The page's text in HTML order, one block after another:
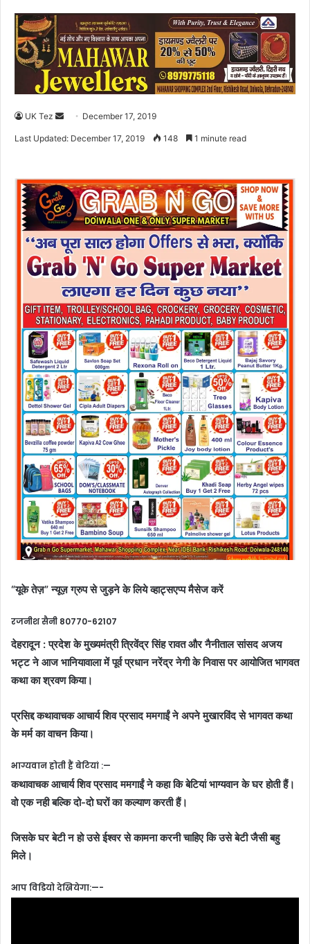
UK Tez
e
a
e
m
a
i
December 17, 2019
Last Updated: December 17, 2019 148 1 minute read
“यूके तेज़” न्यूज़ ग्रुप से जुड़ने के लिये व्हाट्सएप्प मैसेज करें
रजनीश सैनी 80770-62107
देहरादून : प्रदेश के मुख्यमंत्री त्रिवेंद्र सिंह रावत और नैनीताल सांसद अजय
भट्ट ने आज भानियावाला में पूर्व प्रधान नरेंद्र नेगी के निवास पर आयोजित भागवत
कथा का श्रवण किया।
प्रसिद्द कथावाचक आचार्य शिव प्रसाद ममगाईं ने अपने मुखारविंद से भागवत कथा
के मर्म का वाचन किया।
भाग्यवान होती हैं बेटियां :—
कथावाचक आचार्य शिव प्रसाद ममगाईं ने कहाकि बेटियां भाग्यवान के घर होती हैं।
वो एक नही बल्कि दो-दो घरों का कल्याण करती हैं।
जिसके घर बेटी न हो उसे ईश्वर से कामना करनी चाहिए कि उसे बेटी जैसी बहु
मिले।
आप विडियो देखियेगा:—-